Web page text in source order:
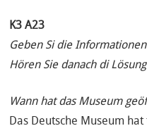
K3 A23
Geben Si die
Hören Sie danach di
Wann hat das Museum
Das Deutsche Museum